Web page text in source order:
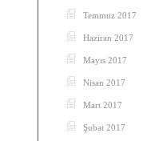
Temmuz 2017
Haziran 2017
Mayıs 2017
Nisan 2017
Mart 2017
Şubat 2017